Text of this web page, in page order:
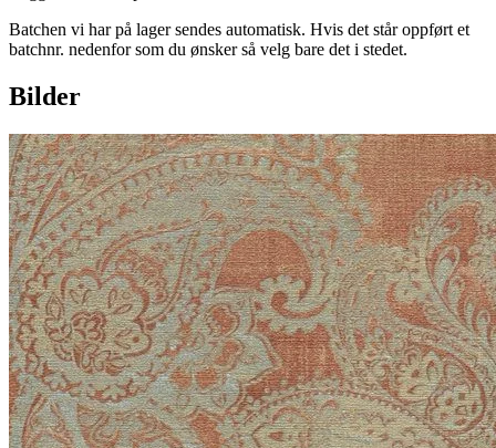
Batchen vi har på lager sendes automatisk. Hvis det står oppført et
batchnr. nedenfor som du ønsker så velg bare det i stedet.
Bilder